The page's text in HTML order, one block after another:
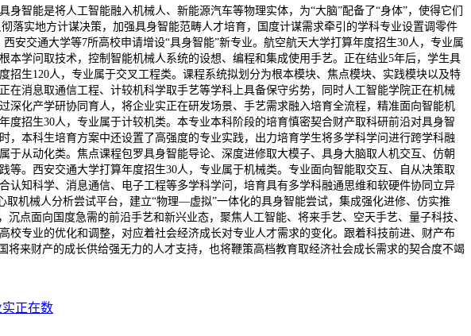
能是将人工智能融入机械人、新能源汽车等物理实体，为“大脑”配备了“身体”，使得它们
落实地方计谋决策，加强具身智能范畴人才培育，国度计谋需求牵引的学科专业设置调零件
交通大学等7所高校申请增设“具身智能”新专业。航空航天大学打算年度招生30人，专业属
学问取技术，控制智能机械人系统的设想、编程和集成使用手艺。正在结业5年后，学生具
生120人，专业属于交叉工程类。课程系统拟划分为根本模块、焦点模块、实践模块以及特
消息取通信工程、计较机科学取手艺等学科上具备保守劣势，同时人工智能学院正在机械
化产学研协同育人，将企业实正在研发场景、手艺需求融入培育全流程，精准面向智能机
招生30人，专业属于计较机类。本专业本科阶段的培育慎密契合财产取科研前沿对具身智
本科生培育方案中还设置了高强度的专业实践，出力培育学生将多学科学问进行跨学科融
从动化类。焦点课程包罗具身智能导论、深度进修取大模子、具身大脑取人机交互、仿朝
。西安交通大学打算年度招生30人，专业属于机械类。专业面向智能取交互、自从决策取
知科学、消息通信、电子工程等多学科学问，培育具有多学科融通思维和软硬件协同立异
机械人分析尝试平台，建立“物理—虚拟”一体化的具身智能尝试，集成强化进修、仿实推
点面向国度急需的前沿手艺和新兴业态，聚焦人工智能、将来手艺、空天手艺、量子科技、
专业的优化和调整，对应着社会经济成长对专业人才需求的变化。跟着科技前进、财产布
来财产的成长供给强无力的人才支持，也将鞭策高档教育取经济社会成长需求的契合度不竭
正在数